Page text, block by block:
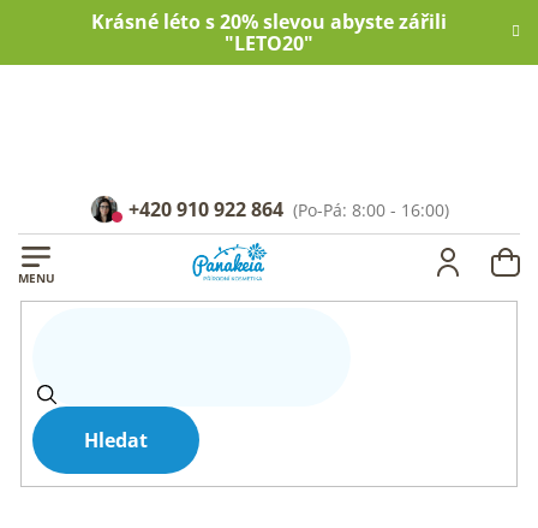
Krásné léto s 20% slevou abyste zářili
"LETO20"
Hledat
+420 910 922 864